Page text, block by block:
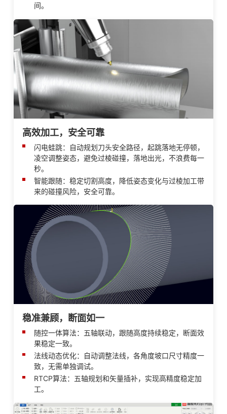
间。
高效加工，安全可靠
闪电蛙跳：自动规划刀头安全路径，起跳落地无停顿，
凌空调整姿态，避免过棱碰撞，落地出光，不浪费每一
秒。
智能跟随：稳定切割高度，降低姿态变化与过棱加工带
来的碰撞风险，安全可靠。
稳准兼顾，断面如一
随控一体算法：五轴联动，跟随高度持续稳定，断面效
果稳定一致。
法线动态优化：自动调整法线，各角度坡口尺寸精度一
致，无需单独调试。
RTCP算法：五轴规划和矢量插补，实现高精度稳定加
工。